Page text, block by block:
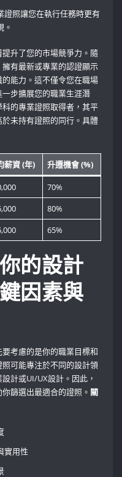
證照讓您在執行任務時更有
。
升了您的市場競爭力。隨
有最新或專業的認證顯示
能力。這不僅令您在職場
步擴展您的職業生涯潛
的專業證照取得者，其平
未持有證照的同行。具體
薪資 (年) 升遷機會 (%)
70%
80%
65%
的設計
因素與
考慮的是你的職業目標和
可能專注於不同的設計領
計或UI/UX設計。因此，
篩選出最適合的證照。 關
實用性